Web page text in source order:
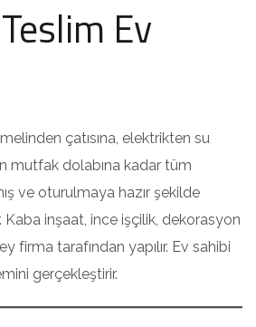
Ev
çatısına, elektrikten su
mutfak dolabına kadar tüm
ve oturulmaya hazır şekilde
inşaat, ince işçilik, dekorasyon
firma tarafından yapılır. Ev sahibi
gerçekleştirir.